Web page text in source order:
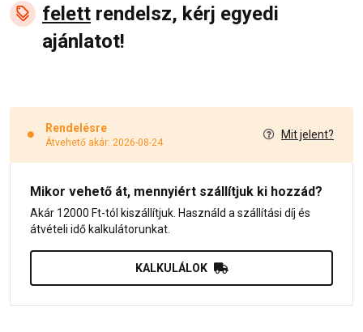
felett rendelsz, kérj egyedi
ajánlatot!
Rendelésre
Átvehető akár: 2026-08-24
Mit jelent?
Mikor vehető át, mennyiért szállítjuk ki hozzád?
Akár 12000 Ft-tól kiszállítjuk. Használd a szállítási díj és
átvételi idő kalkulátorunkat.
KALKULÁLOK